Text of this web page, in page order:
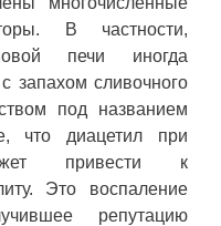
В частности,
печи иногда
запахом сливочного
под названием
что диацетил при
привести к
Это воспаление
репутацию